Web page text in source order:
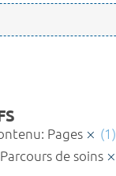
Pages
(1)
de soins